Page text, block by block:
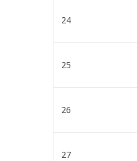
24
25
26
27